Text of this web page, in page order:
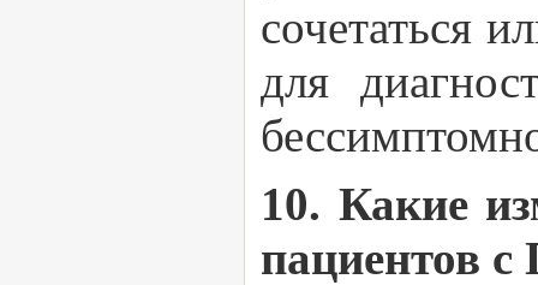
сочетаться
для
10. Какие
пациентов